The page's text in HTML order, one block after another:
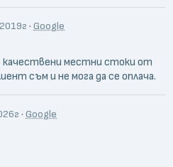
· Google
качествени местни стоки от
съм и не мога да се оплача.
· Google